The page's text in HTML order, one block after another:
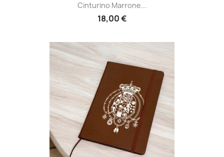
Cinturino Marrone...
18,00 €